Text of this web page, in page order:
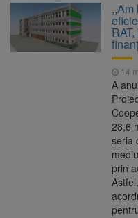
,,Am
14
A
28,6
seria
prin